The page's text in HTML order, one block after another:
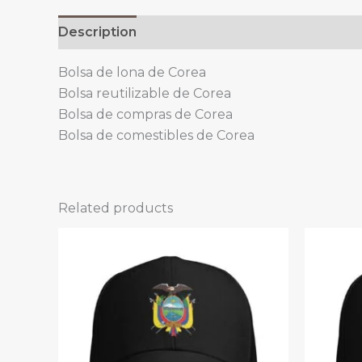
Description
Bolsa de lona de Corea
Bolsa reutilizable de Corea
Bolsa de compras de Corea
Bolsa de comestibles de Corea
Related products